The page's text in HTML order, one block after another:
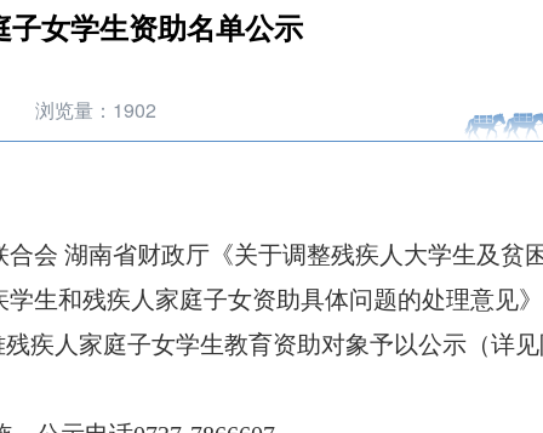
女学生资助名单公示
浏览量： 1902
会 湖南省财政厅《关于调整残疾人大学生及贫
生和残疾人家庭子女资助具体问题的处理意见》
疾人家庭子女学生教育资助对象予以公示（详